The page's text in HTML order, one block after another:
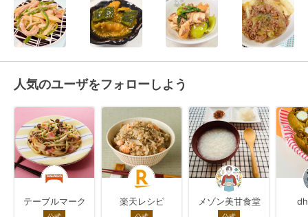
人気のユーザをフォローしよう
テーブルマーク 楽天レシピ メゾン美甘食堂